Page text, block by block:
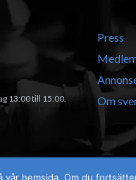
13:00 till 15.00.
Press
Om
hemsida. Om du